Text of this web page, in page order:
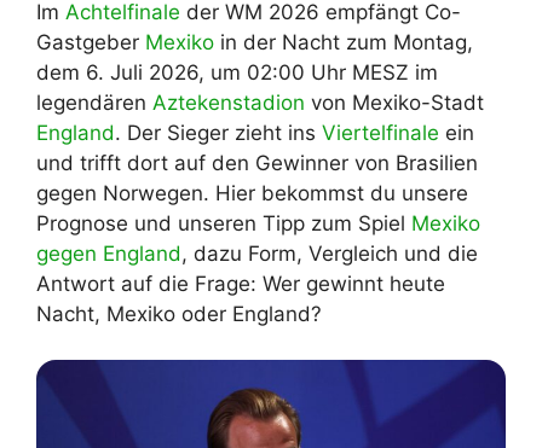
Im Achtelfinale der WM 2026 empfängt Co-
Gastgeber Mexiko in der Nacht zum Montag,
dem 6. Juli 2026, um 02:00 Uhr MESZ im
legendären Aztekenstadion von Mexiko-Stadt
England. Der Sieger zieht ins Viertelfinale ein
und trifft dort auf den Gewinner von Brasilien
gegen Norwegen. Hier bekommst du unsere
Prognose und unseren Tipp zum Spiel Mexiko
gegen England, dazu Form, Vergleich und die
Antwort auf die Frage: Wer gewinnt heute
Nacht, Mexiko oder England?